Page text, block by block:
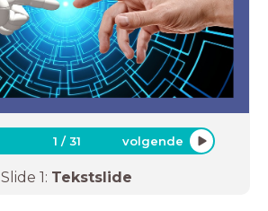
1 /31 volgende
Slide 1: Tekstslide